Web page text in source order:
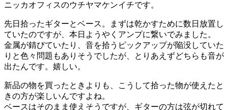
ニッカオフィスのウチヤマケンイチです。
先日拾ったギターとベース。まずは乾かすために数日放置し
ていたのですが、本日ようやくアンプに繋いでみました。
金属が錆びていたり、音を拾うピックアップが陥没していた
りと色々問題もありそうでしたが、とりあえずどちらも音が
出たんです。嬉しい。
新品の物を買ったときよりも、こうして拾った物が使えたと
きの方が楽しいんですよね。
ベースはそのまま使えそうですが、ギターの方は弦が切れて